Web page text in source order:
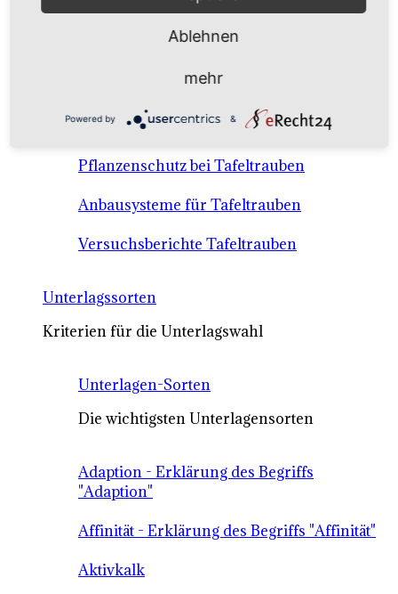
Anbausysteme & Recht
Tafeltrauben A-Z Sortenbeschreibungen
Tafeltraubenanbau - rechtliche
Voraussetzungen
Pflanzenschutz bei Tafeltrauben
Anbausysteme für Tafeltrauben
Versuchsberichte Tafeltrauben
Unterlagssorten
Kriterien für die Unterlagswahl
Unterlagen-Sorten
Die wichtigsten Unterlagensorten
Adaption - Erklärung des Begriffs
"Adaption"
Affinität - Erklärung des Begriffs "Affinität"
Aktivkalk
Ablehnen
mehr
Powered by &